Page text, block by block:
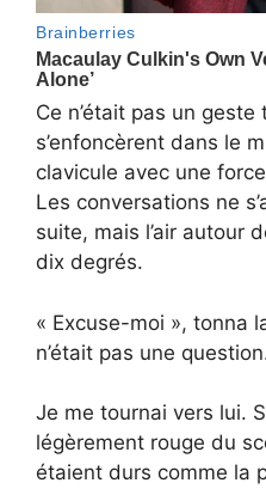
Ce n’était pas un
s’enfoncèrent dans le
clavicule avec une
Les conversations ne
suite, mais l’air autour
dix degrés.
« Excuse-moi », tonna
n’était pas une
Je me tournai vers lui.
légèrement rouge du
étaient durs comme la